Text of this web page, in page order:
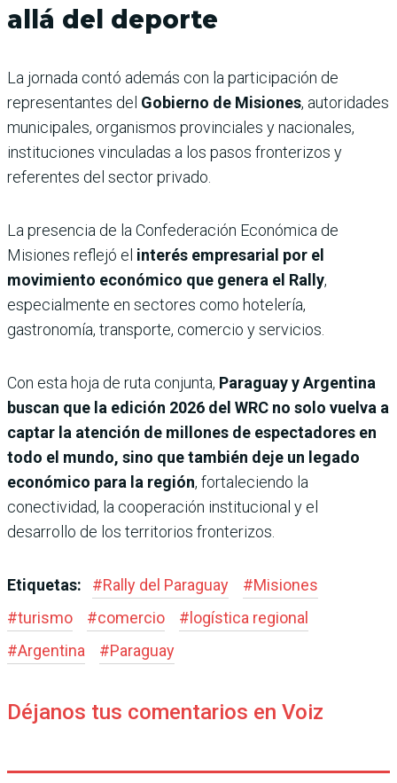
allá del deporte
La jornada contó además con la participación de
representantes del Gobierno de Misiones, autoridades
municipales, organismos provinciales y nacionales,
instituciones vinculadas a los pasos fronterizos y
referentes del sector privado.
La presencia de la Confederación Económica de
Misiones reflejó el interés empresarial por el
movimiento económico que genera el Rally,
especialmente en sectores como hotelería,
gastronomía, transporte, comercio y servicios.
Con esta hoja de ruta conjunta, Paraguay y Argentina
buscan que la edición 2026 del WRC no solo vuelva a
captar la atención de millones de espectadores en
todo el mundo, sino que también deje un legado
económico para la región, fortaleciendo la
conectividad, la cooperación institucional y el
desarrollo de los territorios fronterizos.
Etiquetas: #Rally del Paraguay #Misiones
#turismo #comercio #logística regional
#Argentina #Paraguay
Déjanos tus comentarios en Voiz